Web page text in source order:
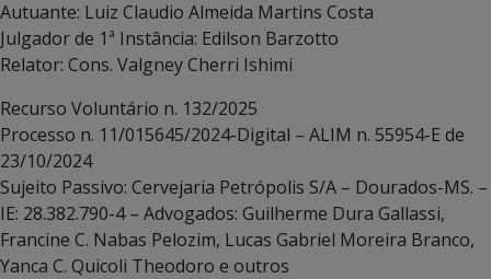
Autuante: Luiz Claudio Almeida Martins Costa
Julgador de 1ª Instância: Edilson Barzotto
Relator: Cons. Valgney Cherri Ishimi
Recurso Voluntário n. 132/2025
Processo n. 11/015645/2024-Digital – ALIM n. 55954-E de
23/10/2024
Sujeito Passivo: Cervejaria Petrópolis S/A – Dourados-MS. –
IE: 28.382.790-4 – Advogados: Guilherme Dura Gallassi,
Francine C. Nabas Pelozim, Lucas Gabriel Moreira Branco,
Yanca C. Quicoli Theodoro e outros